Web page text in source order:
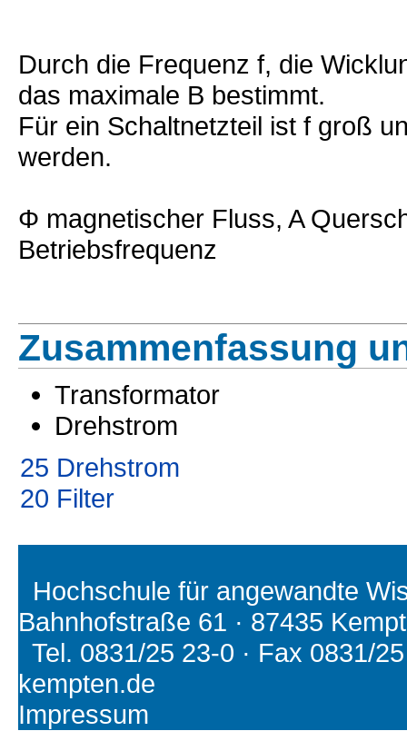
Durch die Frequenz f, die
das maximale B bestimmt.
Für ein Schaltnetzteil ist f groß
werden.
Φ magnetischer Fluss, A
Betriebsfrequenz
Zusammenfassung
Transformator
Drehstrom
25 Drehstrom
20 Filter
Hochschule für angewandte
Bahnhofstraße 61 · 87435
Tel. 0831/25 23-0 · Fax 0831/
kempten.de
Impressum